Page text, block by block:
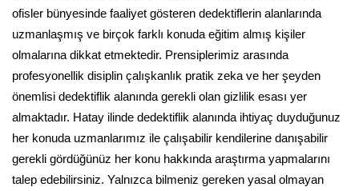
ofisler bünyesinde faaliyet gösteren dedektiflerin alanlarında
uzmanlaşmış ve birçok farklı konuda eğitim almış kişiler
olmalarına dikkat etmektedir. Prensiplerimiz arasında
profesyonellik disiplin çalışkanlık pratik zeka ve her şeyden
önemlisi dedektiflik alanında gerekli olan gizlilik esası yer
almaktadır. Hatay ilinde dedektiflik alanında ihtiyaç duyduğunuz
her konuda uzmanlarımız ile çalışabilir kendilerine danışabilir
gerekli gördüğünüz her konu hakkında araştırma yapmalarını
talep edebilirsiniz. Yalnızca bilmeniz gereken yasal olmayan